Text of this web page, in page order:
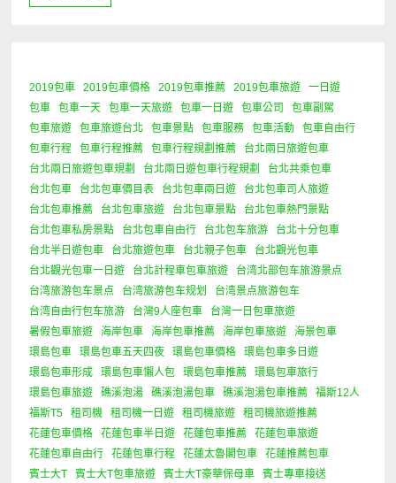
6 Minutes
2019包車 2019包車價格 2019包車推薦 2019包車旅遊
一日遊
包車
包車一天 包車一天旅遊 包車一日遊 包車公司
包車副駕
包車旅遊
包車旅遊台北 包車景點 包車服務 包車活動
包車自由行
包車行程
包車行程推薦 包車行程規劃推薦
台北兩日旅遊包車
台北兩日旅遊包車規劃
台北兩日遊包車行程規劃
台北共乘包車
台北包車
台北包車價目表 台北包車兩日遊
台北包車司人旅遊
台北包車推薦
台北包車旅遊 台北包車景點
台北包車熱門景點
台北包車私房景點
台北包車自由行 台北包车旅游
台北十分包車
台北半日遊包車
台北旅遊包車 台北親子包車
台北觀光包車
台北觀光包車一日遊
台北計程車包車旅遊
台湾北部包车旅游景点
台湾旅游包车景点
台湾旅游包车规划
台湾景点旅游包车
台湾自由行包车旅游
台灣9人座包車
台灣一日包車旅遊
暑假包車旅遊
海岸包車 海岸包車推薦 海岸包車旅遊
海景包車
環島包車
環島包車五天四夜 環島包車價格
環島包車多日遊
環島包車形成
環島包車懶人包 環島包車推薦
環島包車旅行
環島包車旅遊
礁溪泡湯 礁溪泡湯包車 礁溪泡湯包車推薦
福斯12人
福斯T5
租司機 租司機一日遊 租司機旅遊
租司機旅遊推薦
花蓮包車價格
花蓮包車半日遊 花蓮包車推薦
花蓮包車旅遊
花蓮包車自由行
花蓮包車行程 花蓮太魯閣包車
花蓮推薦包車
賓士大T
賓士大T包車旅遊 賓士大T豪華保母車 賓士專車接送